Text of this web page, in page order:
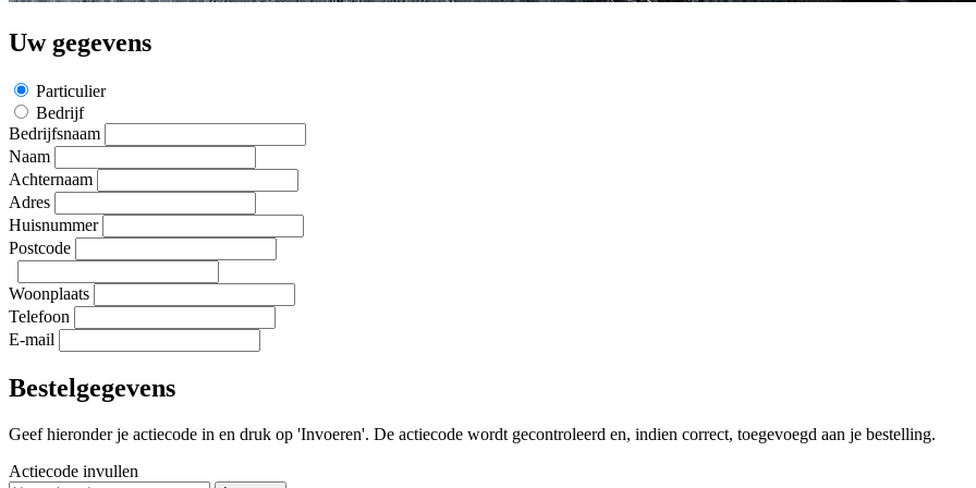
Uw gegevens
Particulier
Bedrijf
Bedrijfsnaam
Naam
Achternaam
Adres
Huisnummer
Postcode
Woonplaats
Telefoon
E-mail
Bestelgegevens
Geef hieronder je actiecode in en druk op 'Invoeren'. De actiecode wordt gecontroleerd en, indien correct, toegevoegd aan je bestelling.
Actiecode invullen